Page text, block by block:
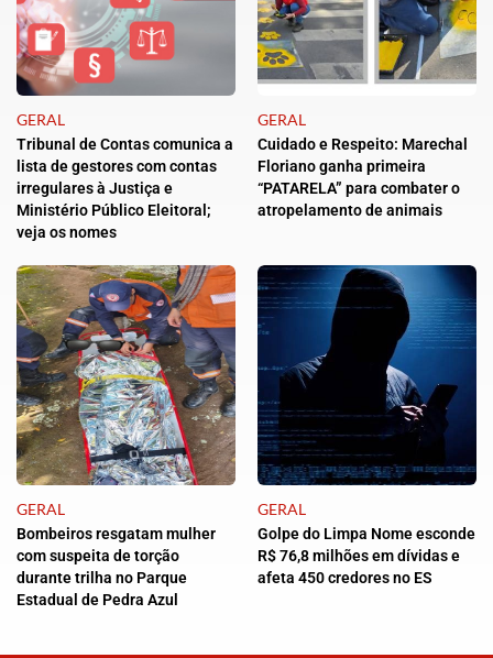
GERAL
Tribunal de Contas comunica a
lista de gestores com contas
irregulares à Justiça e
Ministério Público Eleitoral;
veja os nomes
GERAL
Cuidado e Respeito: Marechal
Floriano ganha primeira
“PATARELA” para combater o
atropelamento de animais
GERAL
Bombeiros resgatam mulher
com suspeita de torção
durante trilha no Parque
Estadual de Pedra Azul
GERAL
Golpe do Limpa Nome esconde
R$ 76,8 milhões em dívidas e
afeta 450 credores no ES